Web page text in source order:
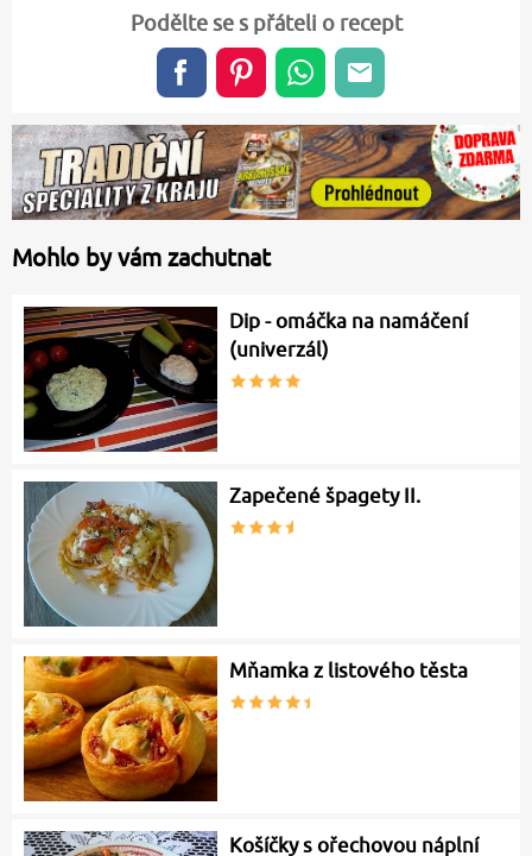
Podělte se s přáteli o recept
Mohlo by vám zachutnat
Dip - omáčka na namáčení
(univerzál)
Zapečené špagety II.
Mňamka z listového těsta
Košíčky s ořechovou náplní